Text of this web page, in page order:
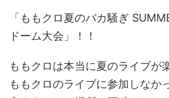
「ももクロ夏のバカ騒ぎ
ドーム大会」！！
ももクロは本当に夏のライブが
ももクロのライブに参加しなか